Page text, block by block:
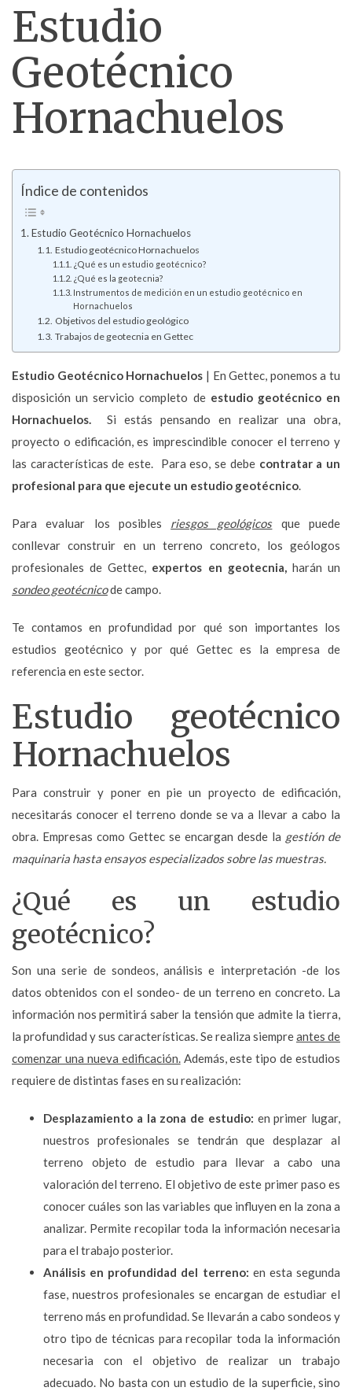
Estudio
Geotécnico
Hornachuelos
Índice de contenidos
Estudio Geotécnico Hornachuelos
Estudio geotécnico Hornachuelos
¿Qué es un estudio geotécnico?
¿Qué es la geotecnia?
Instrumentos de medición en un estudio geotécnico en
Hornachuelos
Objetivos del estudio geológico
Trabajos de geotecnia en Gettec
Estudio Geotécnico Hornachuelos | En Gettec, ponemos a tu
disposición un servicio completo de estudio geotécnico en
Hornachuelos. Si estás pensando en realizar una obra,
proyecto o edificación, es imprescindible conocer el terreno y
las características de este. Para eso, se debe contratar a un
profesional para que ejecute un estudio geotécnico.
Para evaluar los posibles riesgos geológicosque puede
conllevar construir en un terreno concreto, los geólogos
profesionales de Gettec, expertos en geotecnia, harán un
sondeo geotécnicode campo.
Te contamos en profundidad por qué son importantes los
estudios geotécnico y por qué Gettec es la empresa de
referencia en este sector.
Estudio geotécnico
Hornachuelos
Para construir y poner en pie un proyecto de edificación,
necesitarás conocer el terreno donde se va a llevar a cabo la
obra. Empresas como Gettec se encargan desde la gestión de
maquinaria hasta ensayos especializados sobre las muestras.
¿Qué es un estudio
geotécnico?
Son una serie de sondeos, análisis e interpretación -de los
datos obtenidos con el sondeo- de un terreno en concreto. La
información nos permitirá saber la tensión que admite la tierra,
la profundidad y sus características. Se realiza siempreantes de
comenzar una nueva edificación.Además, este tipo de estudios
requiere de distintas fases en su realización:
Desplazamiento a la zona de estudio: en primer lugar,
nuestros profesionales se tendrán que desplazar al
terreno objeto de estudio para llevar a cabo una
valoración del terreno. El objetivo de este primer paso es
conocer cuáles son las variables que influyen en la zona a
analizar. Permite recopilar toda la información necesaria
para el trabajo posterior.
Análisis en profundidad del terreno: en esta segunda
fase, nuestros profesionales se encargan de estudiar el
terreno más en profundidad. Se llevarán a cabo sondeos y
otro tipo de técnicas para recopilar toda la información
necesaria con el objetivo de realizar un trabajo
adecuado. No basta con un estudio de la superficie, sino